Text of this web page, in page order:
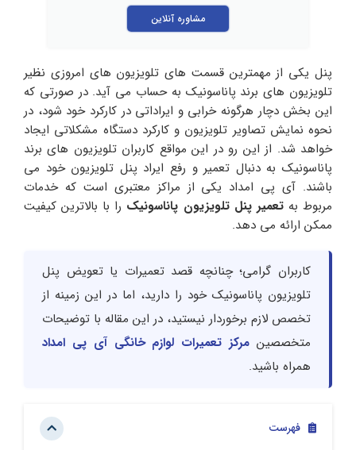
مشاوره آنلاین
پنل یکی از مهمترین قسمت های تلویزیون های امروزی نظیر
تلویزیون های برند پاناسونیک به حساب می آید. در صورتی که
این بخش دچار هرگونه خرابی و ایراداتی در کارکرد خود شود، در
نحوه نمایش تصاویر تلویزیون و کارکرد دستگاه مشکلاتی ایجاد
خواهد شد. از این رو در این مواقع کاربران تلویزیون های برند
پاناسونیک به دنبال تعمیر و رفع ایراد پنل تلویزیون خود می
باشند. آی پی امداد یکی از مراکز معتبری است که خدمات
مربوط بهتعمیر پنل تلویزیون پاناسونیک را با بالاترین کیفیت
ممکن ارائه می دهد.
کاربران گرامی؛ چنانچه قصد تعمیرات یا تعویض پنل
تلویزیون پاناسونیک خود را دارید، اما در این زمینه از
تخصص لازم برخوردار نیستید، در این مقاله با توضیحات
متخصصین مرکز تعمیرات لوازم خانگی آی پی امداد
همراه باشید.
فهرست